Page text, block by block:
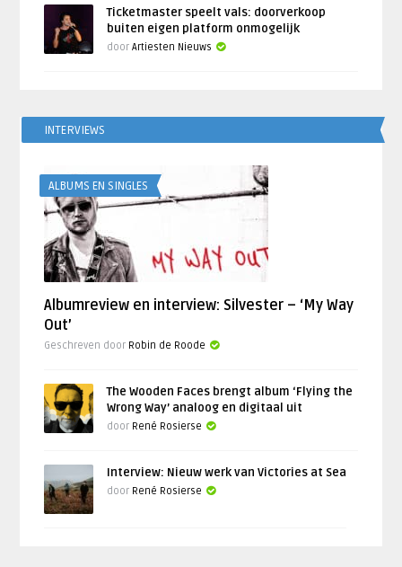
Ticketmaster speelt vals: doorverkoop
buiten eigen platform onmogelijk
doorArtiesten Nieuws
INTERVIEWS
ALBUMS EN SINGLES
Albumreview en interview: Silvester – ‘My Way
Out’
Geschreven door Robin de Roode
The Wooden Faces brengt album ‘Flying the
Wrong Way’ analoog en digitaal uit
door René Rosierse
Interview: Nieuw werk van Victories at Sea
door René Rosierse